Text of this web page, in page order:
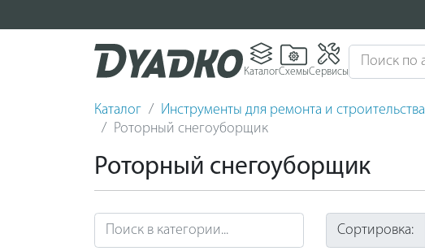
КаталогСхемыСервисы
Каталог Инструменты для ремонта и строительства
Роторный снегоуборщик
Роторный снегоуборщик
Сортировка: